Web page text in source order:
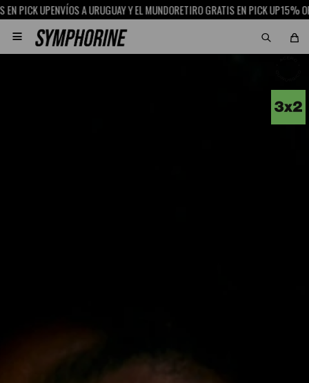
UPENVÍOS A URUGUAY Y EL MUNDORETIRO GRATIS EN PICK UP15% OFF
